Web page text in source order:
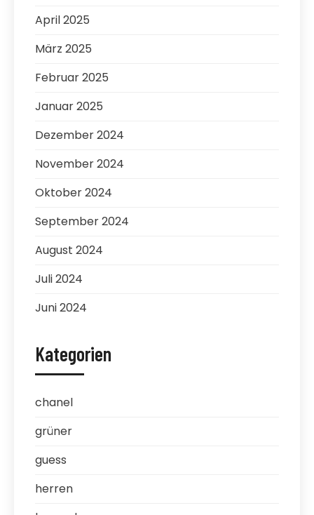
April 2025
März 2025
Februar 2025
Januar 2025
Dezember 2024
November 2024
Oktober 2024
September 2024
August 2024
Juli 2024
Juni 2024
Kategorien
chanel
grüner
guess
herren